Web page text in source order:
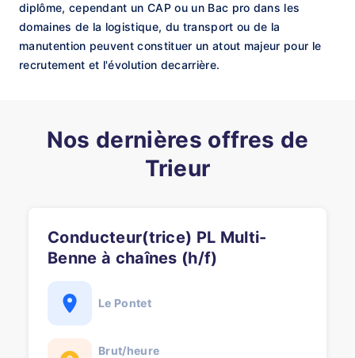
diplôme, cependant un CAP ou un Bac pro dans les
domaines de la logistique, du transport ou de la
manutention peuvent constituer un atout majeur pour le
recrutement et l'évolution decarrière.
Nos dernières offres de
Trieur
Conducteur(trice) PL Multi-
Benne à chaînes (h/f)
Le Pontet
Brut/heure